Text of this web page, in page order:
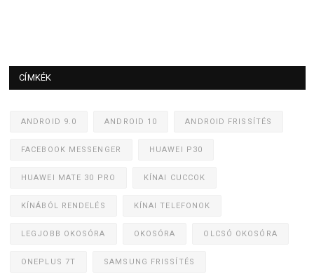
CÍMKÉK
ANDROID 9.0 ANDROID 10 ANDROID FRISSÍTÉS
FACEBOOK MESSENGER HUAWEI P30
HUAWEI MATE 30 PRO KÍNAI CUCCOK
KÍNÁBÓL RENDELÉS KÍNAI TELEFONOK
LEGJOBB OKOSÓRA OKOSÓRA OLCSÓ OKOSÓRA
ONEPLUS 7T SAMSUNG FRISSÍTÉS